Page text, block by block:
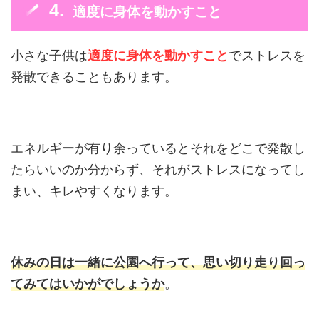
適度に身体を動かすこと
小さな子供は適度に身体を動かすことでストレスを
発散できることもあります。
エネルギーが有り余っているとそれをどこで発散し
たらいいのか分からず、それがストレスになってし
まい、キレやすくなります。
休みの日は一緒に公園へ行って、思い切り走り回っ
てみてはいかがでしょうか。